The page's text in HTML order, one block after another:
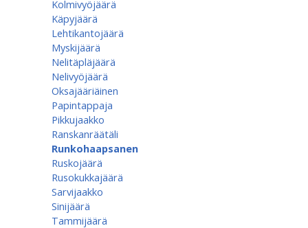
Kolmivyöjäärä
Käpyjäärä
Lehtikantojäärä
Myskijäärä
Nelitäpläjäärä
Nelivyöjäärä
Oksajääriäinen
Papintappaja
Pikkujaakko
Ranskanräätäli
Runkohaapsanen
Ruskojäärä
Rusokukkajäärä
Sarvijaakko
Sinijäärä
Tammijäärä